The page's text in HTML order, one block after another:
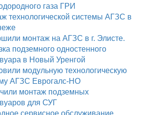
газа ГРИ
технологической системы АГЗС в
монтаж на АГЗС в г. Элисте.
подземного одностенного
в Новый Уренгой
модульную технологическую
АГЗС Еврогалс-НО
монтаж подземных
для СУГ
сервисное обслуживание